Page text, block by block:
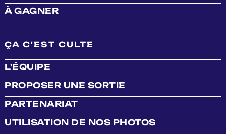
À GAGNER
ÇA C'EST CULTE
L'ÉQUIPE
PROPOSER UNE SORTIE
PARTENARIAT
UTILISATION DE NOS PHOTOS